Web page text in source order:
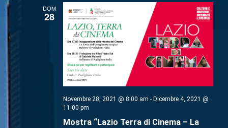
DOM
28
Novembre 28, 2021 @ 8:00 am - Dicembre 4, 2021 @
11:00 pm
Mostra “Lazio Terra di Cinema – La